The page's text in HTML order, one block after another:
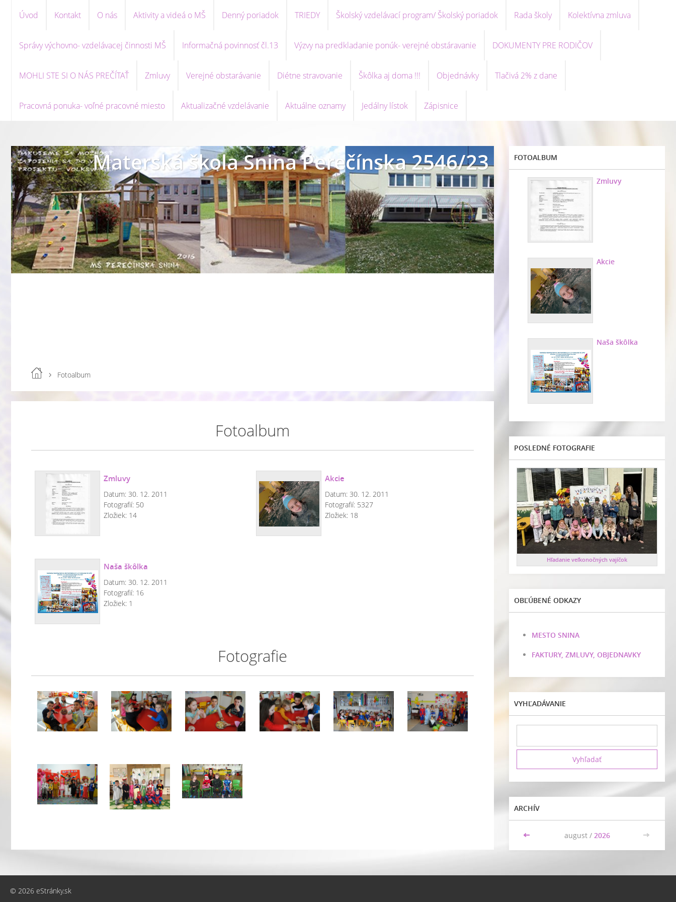
Úvod Kontakt O nás Aktivity a videá o MŠ Denný poriadok TRIEDY Školský vzdelávací program/ Školský poriadok Rada školy Kolektívna zmluva
Správy výchovno- vzdelávacej činnosti MŠ Informačná povinnosť čl.13 Výzvy na predkladanie ponúk- verejné obstáravanie DOKUMENTY PRE RODIČOV
MOHLI STE SI O NÁS PREČÍTAŤ Zmluvy Verejné obstarávanie Diétne stravovanie Škôlka aj doma !!! Objednávky Tlačivá 2% z dane
Pracovná ponuka- voľné pracovné miesto Aktualizačné vzdelávanie Aktuálne oznamy Jedálny lístok Zápisnice
Materská škola Snina Perečínska 2546/23
Fotoalbum
Fotoalbum
Zmluvy
Datum: 30. 12. 2011
Fotografií: 50
Zložiek: 14
Akcie
Datum: 30. 12. 2011
Fotografií: 5327
Zložiek: 18
Naša škôlka
Datum: 30. 12. 2011
Fotografií: 16
Zložiek: 1
Fotografie
FOTOALBUM
Zmluvy
Akcie
Naša škôlka
POSLEDNÉ FOTOGRAFIE
Hľadanie veľkonočných vajíčok
OBĽÚBENÉ ODKAZY
MESTO SNINA
FAKTURY, ZMLUVY, OBJEDNAVKY
VYHĽADÁVANIE
ARCHÍV
<< august / 2026 >>
© 2026 eStránky.sk